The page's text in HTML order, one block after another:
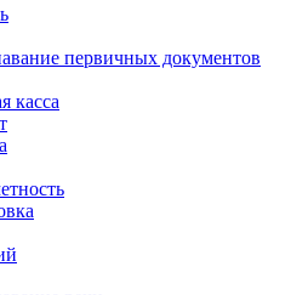
первичных документов
касса